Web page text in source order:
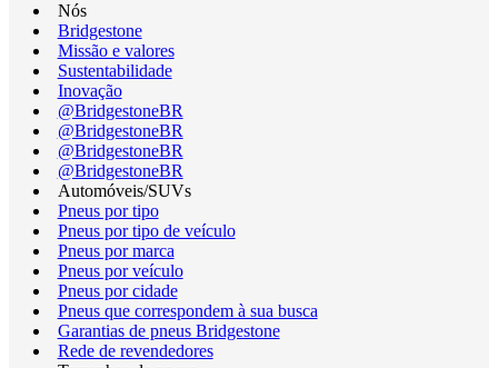
Nós
Bridgestone
Missão e valores
Sustentabilidade
Inovação
@BridgestoneBR
@BridgestoneBR
@BridgestoneBR
@BridgestoneBR
Automóveis/SUVs
Pneus por tipo
Pneus por tipo de veículo
Pneus por marca
Pneus por veículo
Pneus por cidade
Pneus que correspondem à sua busca
Garantias de pneus Bridgestone
Rede de revendedores